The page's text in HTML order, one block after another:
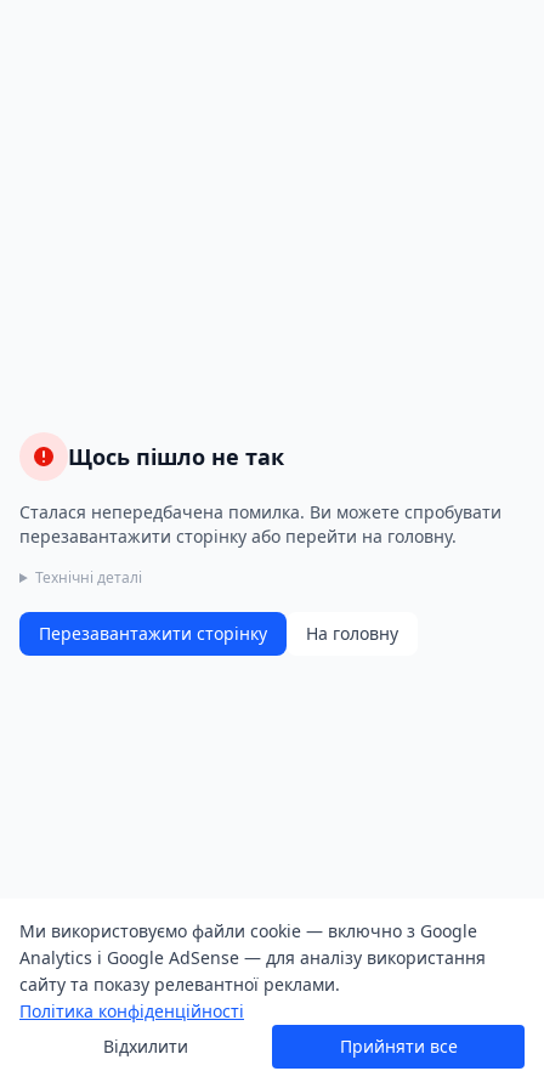
Щось пішло не так
Сталася непередбачена помилка. Ви можете спробувати
перезавантажити сторінку або перейти на головну.
Технічні деталі
Перезавантажити сторінку На головну
Ми використовуємо файли cookie — включно з Google
Analytics і Google AdSense — для аналізу використання
сайту та показу релевантної реклами.
Політика конфіденційності
Відхилити
Прийняти все